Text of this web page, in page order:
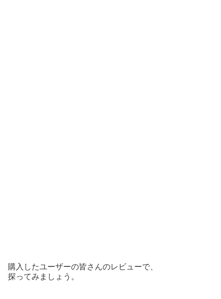
購入したユーザーの皆さんのレビューで、
探ってみましょう。